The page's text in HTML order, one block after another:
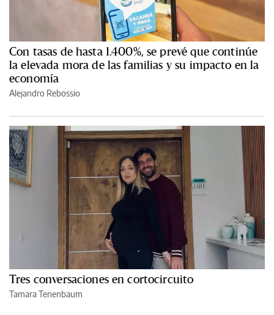
Con tasas de hasta 1.400%, se prevé que continúe
la elevada mora de las familias y su impacto en la
economía
Alejandro Rebossio
Tres conversaciones en cortocircuito
Tamara Tenenbaum